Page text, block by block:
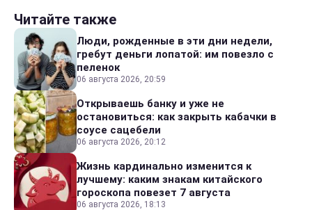
Читайте также
Люди, рожденные в эти дни недели,
гребут деньги лопатой: им повезло с
пеленок
06 августа 2026, 20:59
Открываешь банку и уже не
остановиться: как закрыть кабачки в
соусе сацебели
06 августа 2026, 20:12
Жизнь кардинально изменится к
лучшему: каким знакам китайского
гороскопа повезет 7 августа
06 августа 2026, 18:13